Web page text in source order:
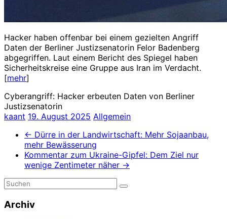
Hacker haben offenbar bei einem gezielten Angriff
Daten der Berliner Justizsenatorin Felor Badenberg
abgegriffen. Laut einem Bericht des Spiegel haben
Sicherheitskreise eine Gruppe aus Iran im Verdacht.
[mehr]
Cyberangriff: Hacker erbeuten Daten von Berliner
Justizsenatorin
kaant 19. August 2025 Allgemein
← Dürre in der Landwirtschaft: Mehr Sojaanbau,
mehr Bewässerung
Kommentar zum Ukraine-Gipfel: Dem Ziel nur
wenige Zentimeter näher →
Archiv